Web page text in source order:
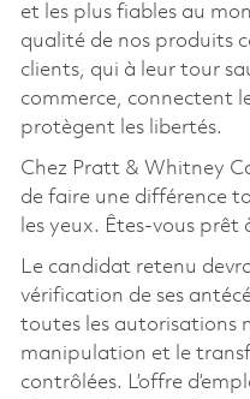
et les plus fiables au
qualité de nos produits
clients, qui à leur tour
commerce, connectent
protègent les libertés.
Chez Pratt & Whitney
de faire une différence
les yeux. Êtes-vous prêt
Le candidat retenu
vérification de ses
toutes les autorisations
manipulation et le
contrôlées. L’offre